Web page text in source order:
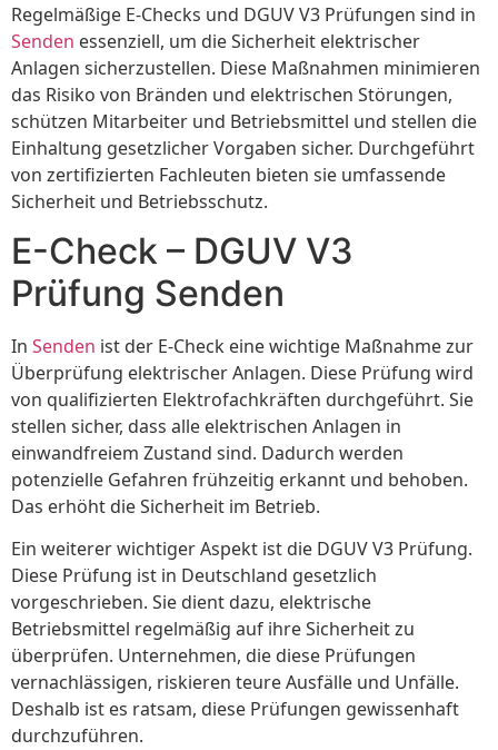
Regelmäßige E-Checks und DGUV V3 Prüfungen sind in
Senden essenziell, um die Sicherheit elektrischer
Anlagen sicherzustellen. Diese Maßnahmen minimieren
das Risiko von Bränden und elektrischen Störungen,
schützen Mitarbeiter und Betriebsmittel und stellen die
Einhaltung gesetzlicher Vorgaben sicher. Durchgeführt
von zertifizierten Fachleuten bieten sie umfassende
Sicherheit und Betriebsschutz.
E-Check – DGUV V3
Prüfung Senden
In Senden ist der E-Check eine wichtige Maßnahme zur
Überprüfung elektrischer Anlagen. Diese Prüfung wird
von qualifizierten Elektrofachkräften durchgeführt. Sie
stellen sicher, dass alle elektrischen Anlagen in
einwandfreiem Zustand sind. Dadurch werden
potenzielle Gefahren frühzeitig erkannt und behoben.
Das erhöht die Sicherheit im Betrieb.
Ein weiterer wichtiger Aspekt ist die DGUV V3 Prüfung.
Diese Prüfung ist in Deutschland gesetzlich
vorgeschrieben. Sie dient dazu, elektrische
Betriebsmittel regelmäßig auf ihre Sicherheit zu
überprüfen. Unternehmen, die diese Prüfungen
vernachlässigen, riskieren teure Ausfälle und Unfälle.
Deshalb ist es ratsam, diese Prüfungen gewissenhaft
durchzuführen.